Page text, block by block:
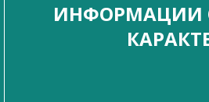
ИНФОРМАЦИИ